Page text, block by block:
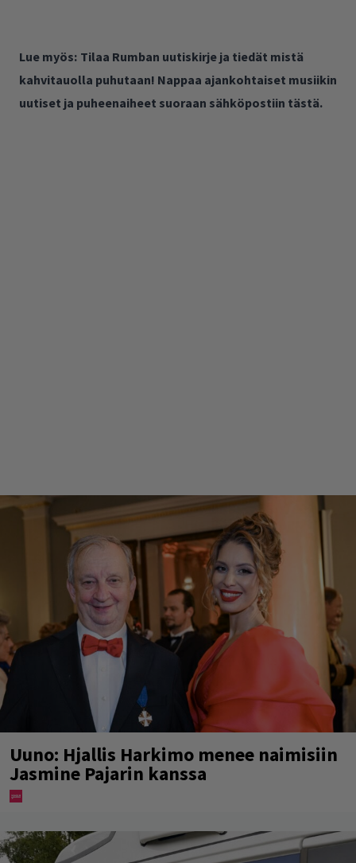
Lue myös: Tilaa Rumban uutiskirje ja tiedät mistä
kahvitauolla puhutaan! Nappaa ajankohtaiset musiikin
uutiset ja puheenaiheet suoraan sähköpostiin tästä.
Uuno: Hjallis Harkimo menee naimisiin
Jasmine Pajarin kanssa